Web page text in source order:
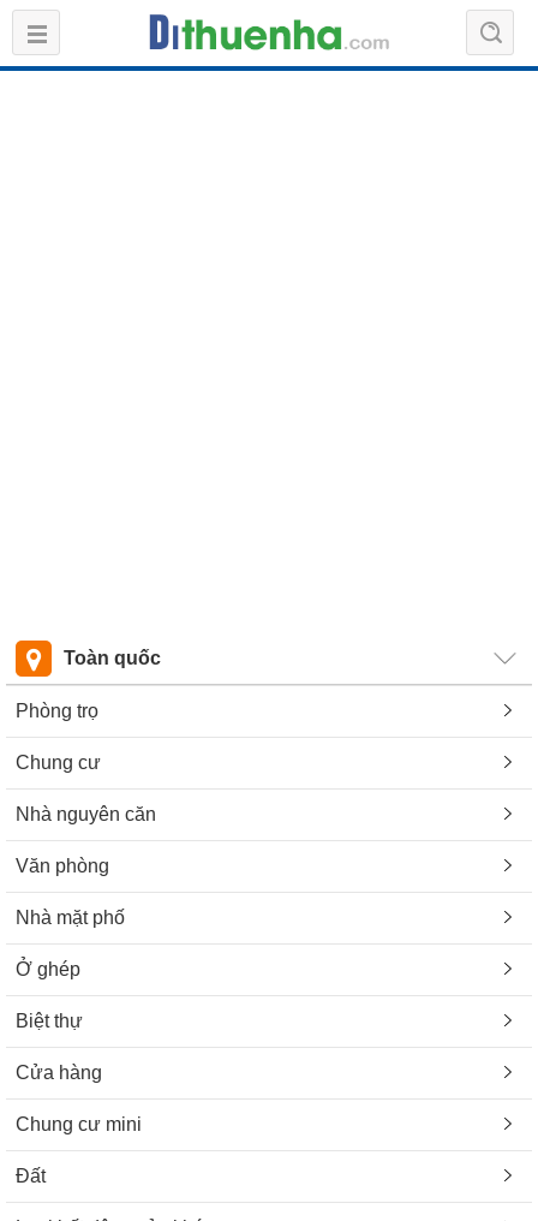
Toàn quốc
Phòng trọ
Chung cư
Nhà nguyên căn
Văn phòng
Nhà mặt phố
Ở ghép
Biệt thự
Cửa hàng
Chung cư mini
Đất